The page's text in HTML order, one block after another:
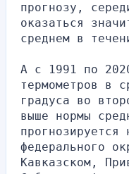
прогнозу,
оказаться
среднем в
А с 1991 по
термометров в
градуса во
выше нормы
прогнозируется
федерального
Кавказском,